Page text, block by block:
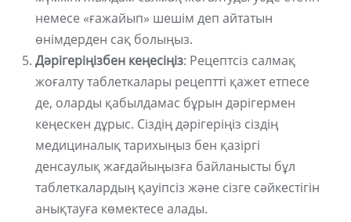
немесе «ғажайып» шешім деп айтатын
өнімдерден сақ болыңыз.
Дәрігеріңізбен кеңесіңіз: Рецептсіз салмақ
жоғалту таблеткалары рецептті қажет етпесе
де, оларды қабылдамас бұрын дәрігермен
кеңескен дұрыс. Сіздің дәрігеріңіз сіздің
медициналық тарихыңыз бен қазіргі
денсаулық жағдайыңызға байланысты бұл
таблеткалардың қауіпсіз және сізге сәйкестігін
анықтауға көмектесе алады.